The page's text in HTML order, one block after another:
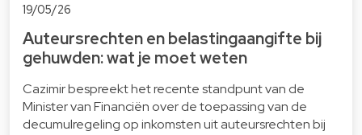
19/05/26
Auteursrechten en belastingaangifte bij
gehuwden: wat je moet weten
Cazimir bespreekt het recente standpunt van de
Minister van Financiën over de toepassing van de
decumulregeling op inkomsten uit auteursrechten bij